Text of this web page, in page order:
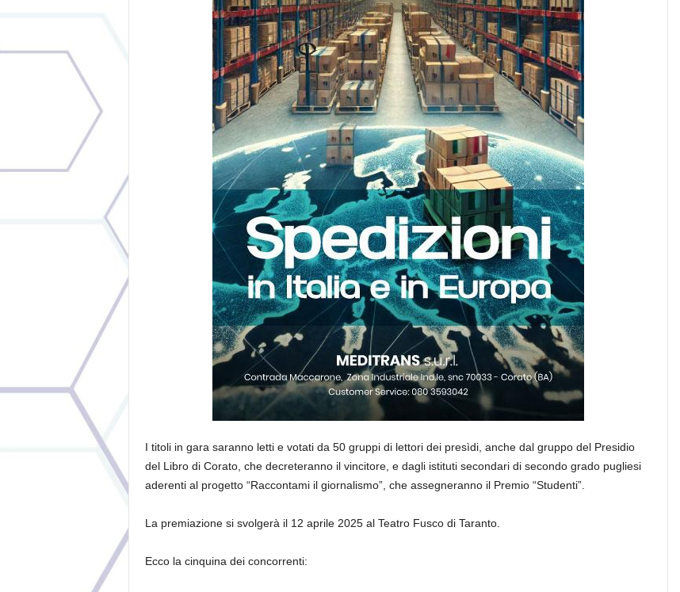
I titoli in gara saranno letti e votati da 50 gruppi di lettori dei presìdi, anche dal gruppo del Presidio
del Libro di Corato, che decreteranno il vincitore, e dagli istituti secondari di secondo grado pugliesi
aderenti al progetto “Raccontami il giornalismo”, che assegneranno il Premio “Studenti”.
La premiazione si svolgerà il 12 aprile 2025 al Teatro Fusco di Taranto.
Ecco la cinquina dei concorrenti: